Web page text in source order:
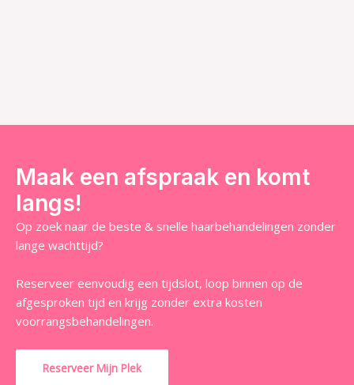
Maak een afspraak en komt
langs!
Op zoek naar de beste & snelle haarbehandelingen zonder
lange wachttijd?
Reserveer eenvoudig een tijdslot, loop binnen op de
afgesproken tijd en krijg zonder extra kosten
voorrangsbehandelingen.
Reserveer Mijn Plek